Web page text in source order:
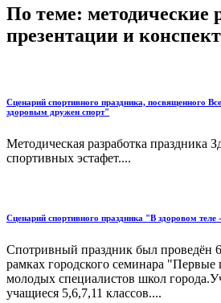
По теме: методические
презентации и
Сценарий спортивного праздника, посвященного
здоровым дружен спорт"
Методическая разработка праздника
спортивных эстафет....
Сценарий спортивного праздника "В здоровом
Спотривный праздник был проведён 6
рамках городского семинара
молодых специалистов школ
учащиеся 5,6,7,11 классов....